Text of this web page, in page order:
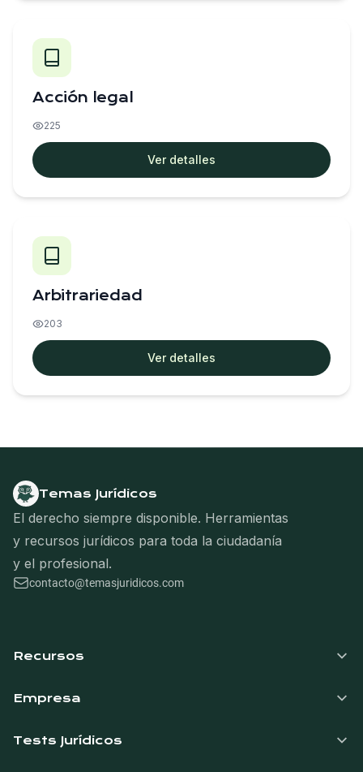
Acción legal
225
Ver detalles
Arbitrariedad
203
Ver detalles
Temas Jurídicos
El derecho siempre disponible. Herramientas
y recursos jurídicos para toda la ciudadanía
y el profesional.
contacto@temasjuridicos.com
Recursos
Empresa
Tests Jurídicos